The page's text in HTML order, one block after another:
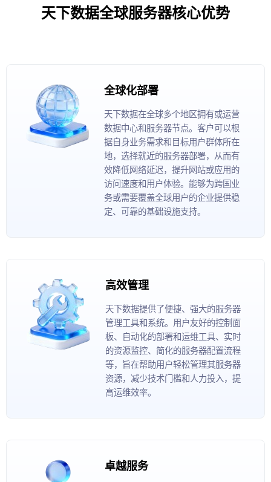
天下数据全球服务器核心优势
全球化部署
天下数据在全球多个地区拥有或运营
数据中心和服务器节点。客户可以根
据自身业务需求和目标用户群体所在
地，选择就近的服务器部署，从而有
效降低网络延迟，提升网站或应用的
访问速度和用户体验。能够为跨国业
务或需要覆盖全球用户的企业提供稳
定、可靠的基础设施支持。
高效管理
天下数据提供了便捷、强大的服务器
管理工具和系统。用户友好的控制面
板、自动化的部署和运维工具、实时
的资源监控、简化的服务器配置流程
等，旨在帮助用户轻松管理其服务器
资源，减少技术门槛和人力投入，提
高运维效率。
卓越服务